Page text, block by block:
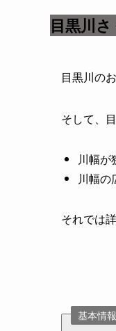
目黒川
目黒川の
そして、
川幅が
川幅の
それでは
基本情報